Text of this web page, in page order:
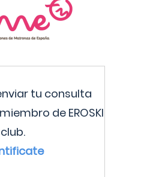
tu consulta
de EROSKI
club.